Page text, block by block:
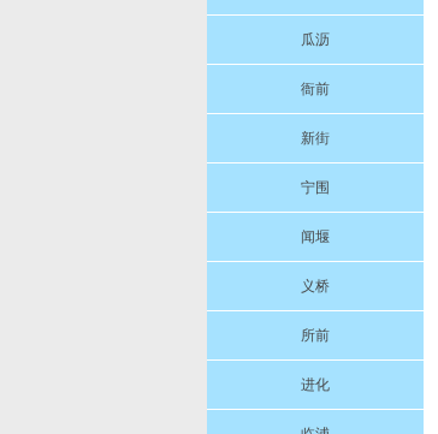
瓜沥
衙前
新街
宁围
闻堰
义桥
所前
进化